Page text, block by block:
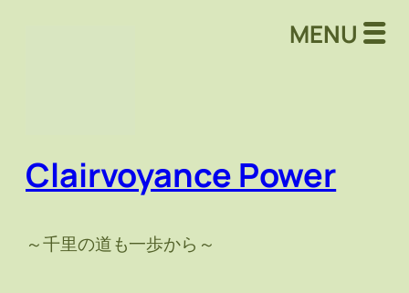
Clairvoyance Power
～千里の道も一歩から～
MENU